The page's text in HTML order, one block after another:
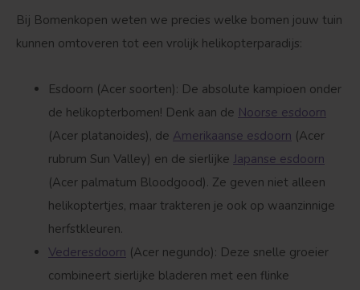
Bij Bomenkopen weten we precies welke bomen jouw tuin
kunnen omtoveren tot een vrolijk helikopterparadijs:
Esdoorn (Acer soorten): De absolute kampioen onder
de helikopterbomen! Denk aan de Noorse esdoorn
(Acer platanoides), de Amerikaanse esdoorn (Acer
rubrum Sun Valley) en de sierlijke Japanse esdoorn
(Acer palmatum Bloodgood). Ze geven niet alleen
helikoptertjes, maar trakteren je ook op waanzinnige
herfstkleuren.
Vederesdoorn (Acer negundo): Deze snelle groeier
combineert sierlijke bladeren met een flinke